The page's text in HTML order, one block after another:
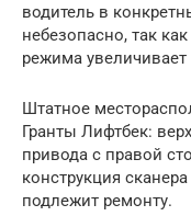
водитель в
небезопасно, так
режима
Штатное
Гранты Лифтбек:
привода с правой
конструкция
подлежит ремонту.